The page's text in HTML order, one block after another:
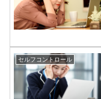
セルフコントロール